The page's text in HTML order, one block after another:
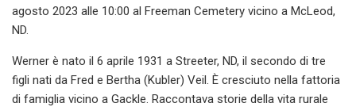
agosto 2023 alle 10:00 al Freeman Cemetery vicino a McLeod,
ND.
Werner è nato il 6 aprile 1931 a Streeter, ND, il secondo di tre
figli nati da Fred e Bertha (Kubler) Veil. È cresciuto nella fattoria
di famiglia vicino a Gackle. Raccontava storie della vita rurale